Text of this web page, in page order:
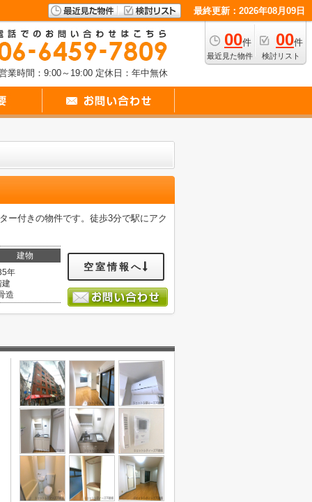
最終更新：2026年08月09日
00件
最近見た物件
00件
検討リスト
業時間：9:00～19:00 定休日：年中無休
ー付きの物件です。徒歩3分で駅にアク
建物
年
建
造
空室情報へ